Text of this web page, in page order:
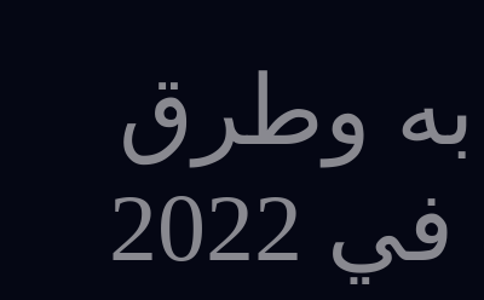
به وطرق